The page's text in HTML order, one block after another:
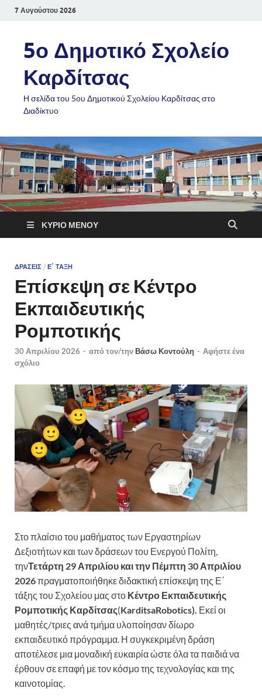
7 Αυγούστου 2026
5ο Δημοτικό Σχολείο
Καρδίτσας
Η σελίδα του 5ου Δημοτικού Σχολείου Καρδίτσας στο
Διαδίκτυο
ΚΎΡΙΟ ΜΕΝΟΎ
ΔΡΆΣΕΙΣ / Ε΄ ΤΆΞΗ
Επίσκεψη σε Κέντρο
Εκπαιδευτικής
Ρομποτικής
30 Απριλίου 2026 - από τον/τηνΒάσω Κοντούλη - Αφήστε ένα
σχόλιο
Στο πλαίσιο του μαθήματος των Εργαστηρίων
Δεξιοτήτων και των δράσεων του Ενεργού Πολίτη,
τηνΤετάρτη 29 Απριλίου και την Πέμπτη 30 Απριλίου
2026πραγματοποιήθηκε διδακτική επίσκεψη της Ε΄
τάξης του Σχολείου μας στο Κέντρο Εκπαιδευτικής
Ρομποτικής Καρδίτσας(KarditsaRobotics). Εκεί οι
μαθητές/τριες ανά τμήμα υλοποίησαν δίωρο
εκπαιδευτικό πρόγραμμα. Η συγκεκριμένη δράση
αποτέλεσε μια μοναδική ευκαιρία ώστε όλα τα παιδιά να
έρθουν σε επαφή με τον κόσμο της τεχνολογίας και της
καινοτομίας.